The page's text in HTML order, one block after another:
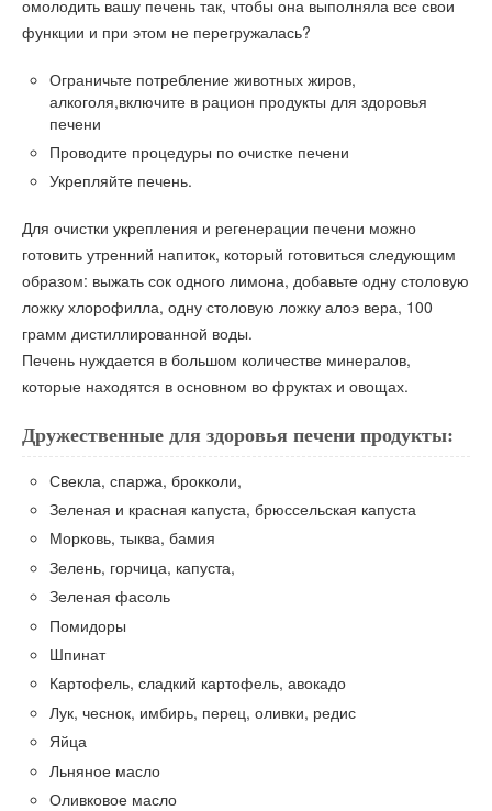
омолодить вашу печень так, чтобы она выполняла все свои
функции и при этом не перегружалась?
Ограничьте потребление животных жиров,
алкоголя,включите в рацион продукты для здоровья
печени
Проводите процедуры по очистке печени
Укрепляйте печень.
Для очистки укрепления и регенерации печени можно
готовить утренний напиток, который готовиться следующим
образом: выжать сок одного лимона, добавьте одну столовую
ложку хлорофилла, одну столовую ложку алоэ вера, 100
грамм дистиллированной воды.
Печень нуждается в большом количестве минералов,
которые находятся в основном во фруктах и овощах.
Дружественные для здоровья печени продукты:
Свекла, спаржа, брокколи,
Зеленая и красная капуста, брюссельская капуста
Морковь, тыква, бамия
Зелень, горчица, капуста,
Зеленая фасоль
Помидоры
Шпинат
Картофель, сладкий картофель, авокадо
Лук, чеснок, имбирь, перец, оливки, редис
Яйца
Льняное масло
Оливковое масло